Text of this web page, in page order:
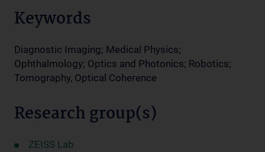
Keywords
Diagnostic Imaging; Medical Physics;
Ophthalmology; Optics and Photonics; Robotics;
Tomography, Optical Coherence
Research group(s)
ZEISS Lab